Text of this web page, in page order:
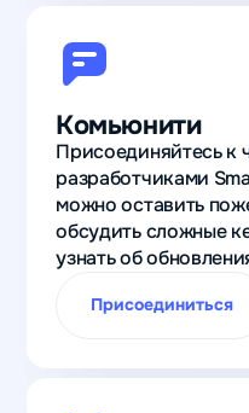
Комьюнити
Присоединяйтесь к
разработчиками
можно оставить
обсудить сложные
узнать об
Присоединиться